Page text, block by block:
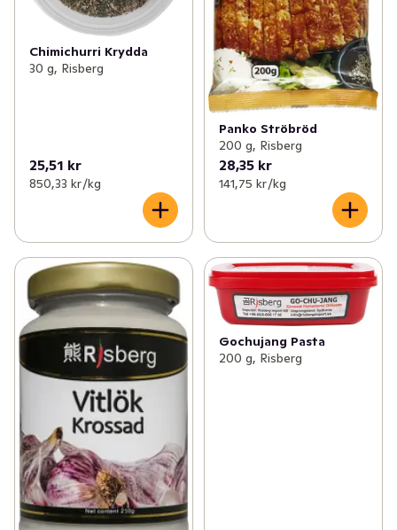
Chimichurri Krydda
30 g, Risberg
25,51 kr
850,33 kr /kg
Panko Ströbröd
200 g, Risberg
28,35 kr
141,75 kr /kg
Gochujang Pasta
200 g, Risberg